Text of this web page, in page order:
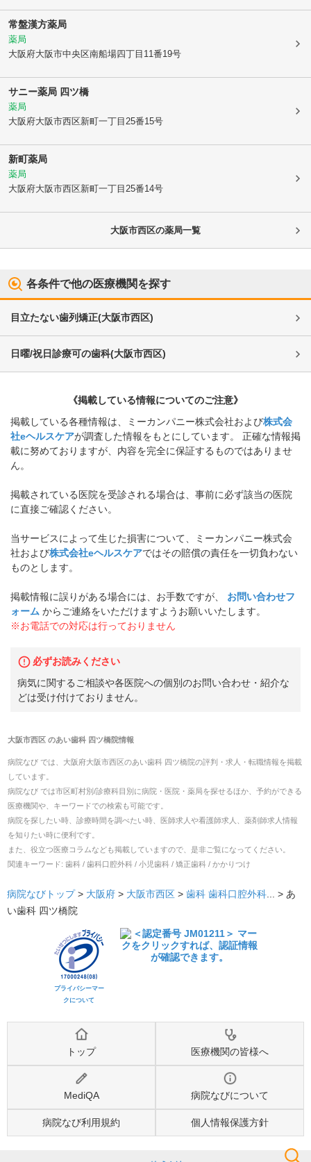
常盤漢方薬局
薬局
大阪府大阪市中央区南船場四丁目11番19号
サニー薬局 四ツ橋
薬局
大阪府大阪市西区新町一丁目25番15号
新町薬局
薬局
大阪府大阪市西区新町一丁目25番14号
大阪市西区の薬局一覧
各条件で他の医療機関を探す
目立たない歯列矯正(大阪市西区)
日曜/祝日診療可の歯科(大阪市西区)
《掲載している情報についてのご注意》
掲載している各種情報は、ミーカンパニー株式会社および株式会
社eヘルスケアが調査した情報をもとにしています。 正確な情報掲
載に努めておりますが、内容を完全に保証するものではありませ
ん。
掲載されている医院を受診される場合は、事前に必ず該当の医院
に直接ご確認ください。
当サービスによって生じた損害について、ミーカンパニー株式会
社および株式会社eヘルスケアではその賠償の責任を一切負わない
ものとします。
掲載情報に誤りがある場合には、お手数ですが、
お問い合わせフ
ォーム からご連絡をいただけますようお願いいたします。
※お電話での対応は行っておりません
必ずお読みください
病気に関するご相談や各医院への個別のお問い合わせ・紹介な
どは受け付けておりません。
大阪市西区のあい歯科 四ツ橋院情報
病院なび では、 大阪府大阪市西区のあい歯科 四ツ橋院の評判・求人・転職情報を掲載
しています。
病院なび では市区町村別/診療科目別に病院・医院・薬局を探せるほか、予約ができる
医療機関や、キーワードでの検索も可能です。
病院を探したい時、診療時間を調べたい時、医師求人や看護師求人、薬剤師求人情報
を知りたい時に便利です。
また、役立つ医療コラムなども掲載していますので、是非ご覧になってください。
関連キーワード: 歯科 / 歯科口腔外科 / 小児歯科 / 矯正歯科 / かかりつけ
病院なびトップ> 大阪府 > 大阪市西区 > 歯科 歯科口腔外科 ... > あ
い歯科 四ツ橋院
プライバシーマー
クについて
トップ 医療機関の皆様へ
MediQA 病院なびについて
病院なび利用規約 個人情報保護方針